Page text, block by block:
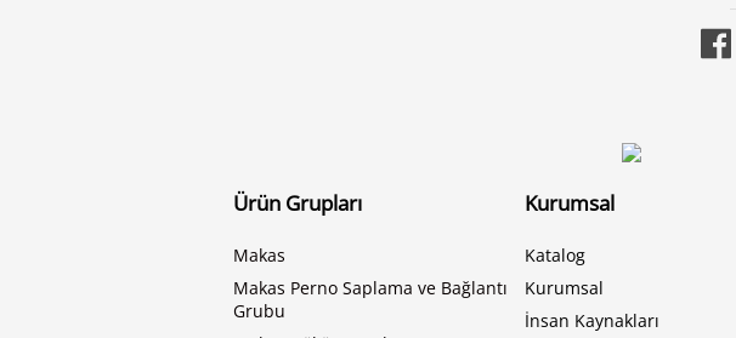
Ürün Grupları
Makas
Makas Perno Saplama ve Bağlantı
Grubu
Kurumsal
Katalog
Kurumsal
İnsan Kaynakları